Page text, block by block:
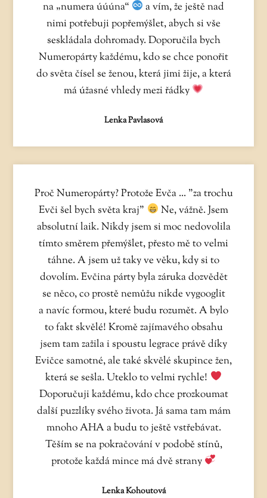
na „numera úúúna“
a vím, že ještě nad
nimi potřebuji popřemýšlet, abych si vše
seskládala dohromady. Doporučila bych
Numeropárty každému, kdo se chce ponořit
do světa čísel se ženou, která jimi žije, a která
má úžasné vhledy mezi řádky
Lenka Pavlasová
Proč Numeropárty? Protože Evča ... "za trochu
Evči šel bych světa kraj"
Ne, vážně. Jsem
absolutní laik. Nikdy jsem si moc nedovolila
tímto směrem přemýšlet, přesto mě to velmi
táhne. A jsem už taky ve věku, kdy si to
dovolím. Evčina párty byla záruka dozvědět
se něco, co prostě nemůžu nikde vygooglit
a navíc formou, které budu rozumět. A bylo
to fakt skvělé! Kromě zajímavého obsahu
jsem tam zažila i spoustu legrace právě díky
Evičce samotné, ale také skvělé skupince žen,
která se sešla. Uteklo to velmi rychle!
Doporučuji každému, kdo chce prozkoumat
další puzzlíky svého života. Já sama tam mám
mnoho AHA a budu to ještě vstřebávat.
Těším se na pokračování v podobě stínů,
protože každá mince má dvě strany
Lenka Kohoutová